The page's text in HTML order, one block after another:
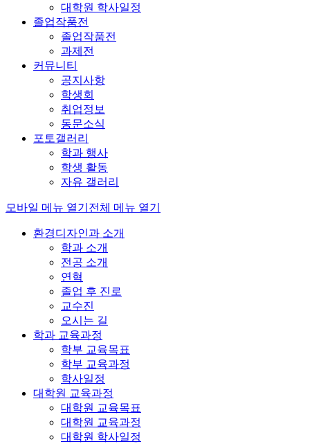
대학원 학사일정
졸업작품전
졸업작품전
과제전
커뮤니티
공지사항
학생회
취업정보
동문소식
포토갤러리
학과 행사
학생 활동
자유 갤러리
모바일 메뉴 열기 전체 메뉴 열기
환경디자인과 소개
학과 소개
전공 소개
연혁
졸업 후 진로
교수진
오시는 길
학과 교육과정
학부 교육목표
학부 교육과정
학사일정
대학원 교육과정
대학원 교육목표
대학원 교육과정
대학원 학사일정